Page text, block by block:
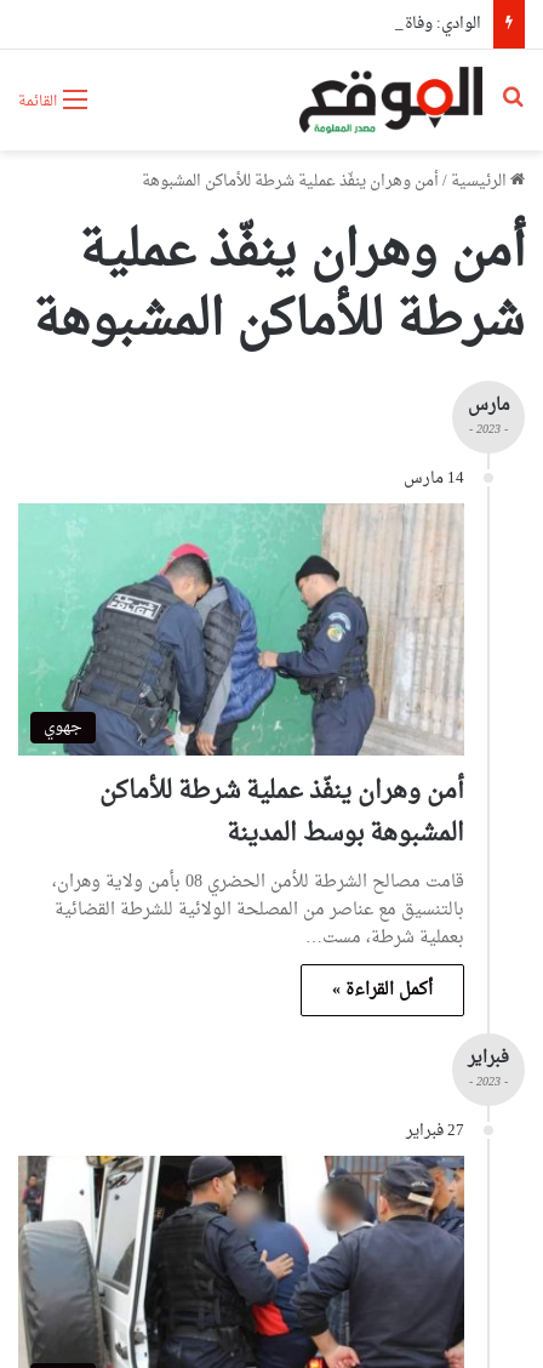
الوادي: وفاة شخص وإصابة 3 آخرين في حادث مرور
القائمة بحث عن
الرئيسية/أمن وهران ينفّذ عملية شرطة للأماكن المشبوهة
أمن وهران ينفّذ عملية
شرطة للأماكن المشبوهة
مارس
- 2023 -
14 مارس
جهوي
أمن وهران ينفّذ عملية شرطة للأماكن
المشبوهة بوسط المدينة
قامت مصالح الشرطة للأمن الحضري 08 بأمن ولاية وهران،
بالتنسيق مع عناصر من المصلحة الولائية للشرطة القضائية
بعملية شرطة، مست…
أكمل القراءة »
فبراير
- 2023 -
27 فبراير